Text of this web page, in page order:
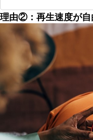
理由②：再生速度が自